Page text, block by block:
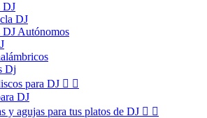
DJ
DJ
DJ Autónomos
Dj
para DJ  
DJ
y agujas para tus platos de DJ  